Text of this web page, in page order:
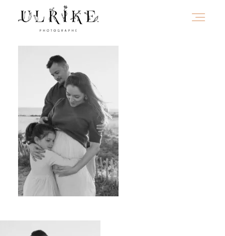
A PROPOS
PORTFOLIO
INFOS